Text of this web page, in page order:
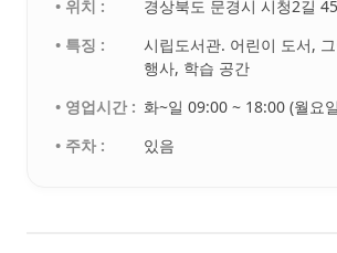
• 위치 : 경상북도 문경시 시청2길 45
• 특징 :
시립도서관. 어린이 도서,
행사, 학습 공간
• 영업시간 : 화~일 09:00 ~ 18:00 (월요
• 주차 :
있음